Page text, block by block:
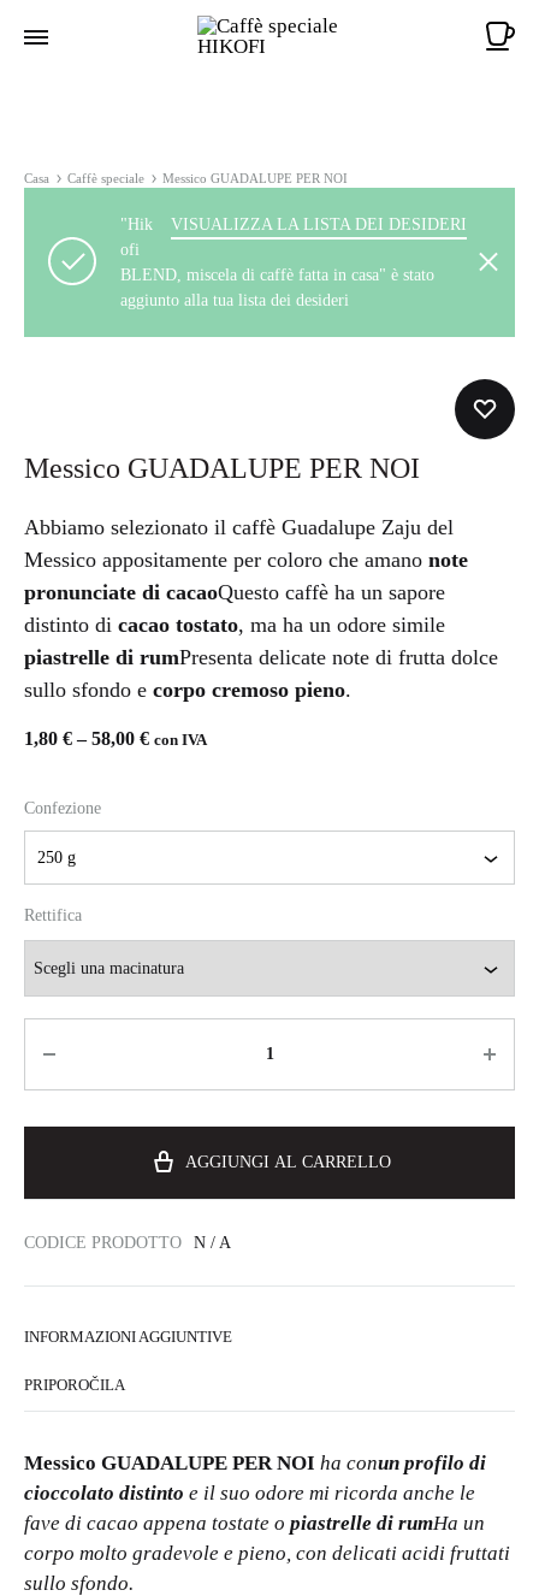
Casa Caffè speciale Messico GUADALUPE PER NOI
VISUALIZZA LA LISTA DEI DESIDERI
"Hik
ofi
BLEND, miscela di caffè fatta in casa" è stato
aggiunto alla tua lista dei desideri
Messico GUADALUPE PER NOI
Abbiamo selezionato il caffè Guadalupe Zaju del
Messico appositamente per coloro che amano note
pronunciate di cacaoQuesto caffè ha un sapore
distinto di cacao tostato, ma ha un odore simile
piastrelle di rumPresenta delicate note di frutta dolce
sullo sfondo e corpo cremoso pieno.
1,80 €–58,00 € con IVA
Confezione
Rettifica
AGGIUNGI AL CARRELLO
CODICE PRODOTTO N / A
INFORMAZIONI AGGIUNTIVE
PRIPOROČILA
Messico GUADALUPE PER NOI ha conun profilo di
cioccolato distinto e il suo odore mi ricorda anche le
fave di cacao appena tostate o piastrelle di rumHa un
corpo molto gradevole e pieno, con delicati acidi fruttati
sullo sfondo.